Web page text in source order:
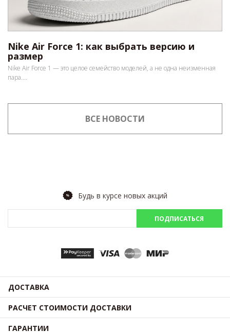
Nike Air Force 1: как выбрать версию и
размер
Nike Air Force 1 — это целое семейство моделей, а не одна неизменная
пара....
ВСЕ НОВОСТИ
Будь в курсе новых акций
ПОДПИСАТЬСЯ
ДОСТАВКА
РАСЧЕТ СТОИМОСТИ ДОСТАВКИ
ГАРАНТИИ